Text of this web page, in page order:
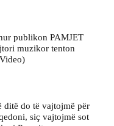
publikon PAMJET
muzikor tenton
do të vajtojmë për
siç vajtojmë sot